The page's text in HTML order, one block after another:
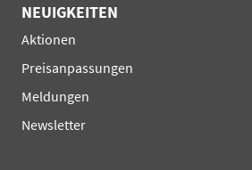
NEUIGKEITEN
Navigation
überspringen
Aktionen
Preisanpassungen
Meldungen
Newsletter